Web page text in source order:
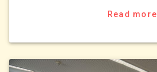
Read more